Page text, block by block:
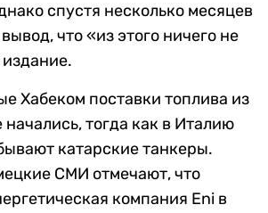
спустя несколько месяцев
что «из этого ничего не
Хабеком поставки топлива из
начались, тогда как в Италию
катарские танкеры.
СМИ отмечают, что
компания Eni в